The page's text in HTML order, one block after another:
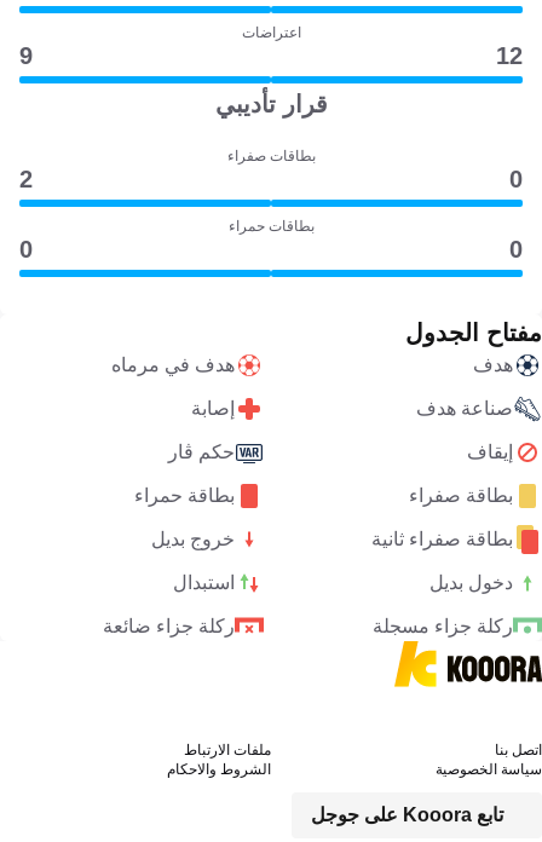
اعتراضات
12
9
قرار تأديبي
بطاقات صفراء
0
2
بطاقات حمراء
0
0
مفتاح الجدول
هدف هدف في مرماه
صناعة هدف إصابة
إيقاف حكم ڤار
بطاقة صفراء بطاقة حمراء
بطاقة صفراء ثانية خروج بديل
دخول بديل استبدال
ركلة جزاء مسجلة ركلة جزاء ضائعة
تابع Kooora على جوجل
اتصل بنا
ملفات الارتباط
سياسة الخصوصية
الشروط والاحكام